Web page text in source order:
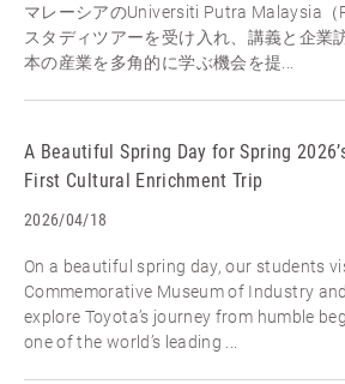
マレーシアのUniversiti Putra Malaysia
スタディツアーを受け入れ、講義と企業
本の産業を多角的に学ぶ機会を提...
A Beautiful Spring Day for Spring
First Cultural Enrichment Trip
2026/04/18
On a beautiful spring day, our students
Commemorative Museum of Industry
explore Toyota’s journey from humble
one of the world’s leading ...